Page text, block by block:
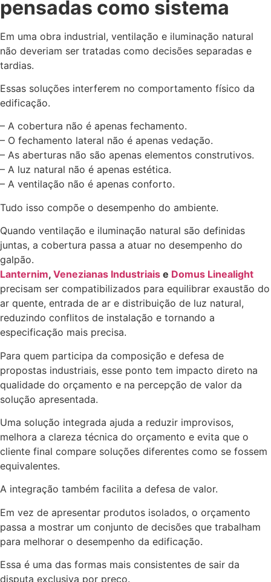
pensadas como sistema
Em uma obra industrial, ventilação e iluminação natural
não deveriam ser tratadas como decisões separadas e
tardias.
Essas soluções interferem no comportamento físico da
edificação.
– A cobertura não é apenas fechamento.
– O fechamento lateral não é apenas vedação.
– As aberturas não são apenas elementos construtivos.
– A luz natural não é apenas estética.
– A ventilação não é apenas conforto.
Tudo isso compõe o desempenho do ambiente.
Quando ventilação e iluminação natural são definidas
juntas, a cobertura passa a atuar no desempenho do
galpão.
Lanternim, Venezianas Industriais e Domus Linealight
precisam ser compatibilizados para equilibrar exaustão do
ar quente, entrada de ar e distribuição de luz natural,
reduzindo conflitos de instalação e tornando a
especificação mais precisa.
Para quem participa da composição e defesa de
propostas industriais, esse ponto tem impacto direto na
qualidade do orçamento e na percepção de valor da
solução apresentada.
Uma solução integrada ajuda a reduzir improvisos,
melhora a clareza técnica do orçamento e evita que o
cliente final compare soluções diferentes como se fossem
equivalentes.
A integração também facilita a defesa de valor.
Em vez de apresentar produtos isolados, o orçamento
passa a mostrar um conjunto de decisões que trabalham
para melhorar o desempenho da edificação.
Essa é uma das formas mais consistentes de sair da
disputa exclusiva por preço.